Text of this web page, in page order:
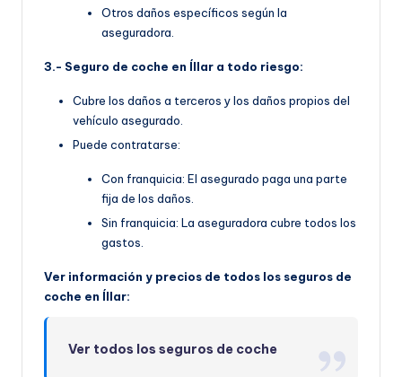
Otros daños específicos según la
aseguradora.
3.- Seguro de coche en Íllar a todo riesgo:
Cubre los daños a terceros y los daños propios del
vehículo asegurado.
Puede contratarse:
Con franquicia: El asegurado paga una parte
fija de los daños.
Sin franquicia: La aseguradora cubre todos los
gastos.
Ver información y precios de todos los seguros de
coche en Íllar:
Ver todos los seguros de coche